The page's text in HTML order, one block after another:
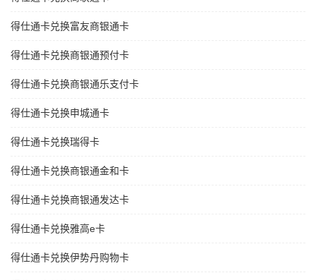
得仕通卡兑换富友商银通卡
得仕通卡兑换商银通预付卡
得仕通卡兑换商银通乐支付卡
得仕通卡兑换申城通卡
得仕通卡兑换瑞得卡
得仕通卡兑换商银通金和卡
得仕通卡兑换商银通发达卡
得仕通卡兑换雅高e卡
得仕通卡兑换伊势丹购物卡